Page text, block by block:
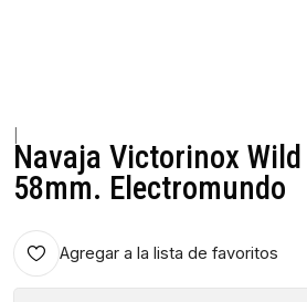
Navaja Victorinox
58mm. Electromundo
Agregar a la lista de favoritos